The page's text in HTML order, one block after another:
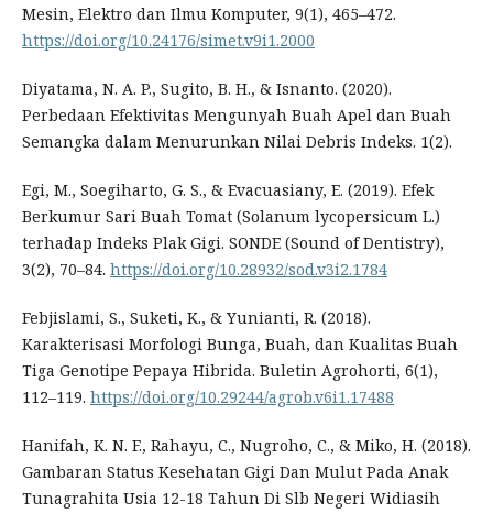
Mesin, Elektro dan Ilmu Komputer, 9(1), 465–472.
https://doi.org/10.24176/simet.v9i1.2000
Diyatama, N. A. P., Sugito, B. H., & Isnanto. (2020).
Perbedaan Efektivitas Mengunyah Buah Apel dan Buah
Semangka dalam Menurunkan Nilai Debris Indeks. 1(2).
Egi, M., Soegiharto, G. S., & Evacuasiany, E. (2019). Efek
Berkumur Sari Buah Tomat (Solanum lycopersicum L.)
terhadap Indeks Plak Gigi. SONDE (Sound of Dentistry),
3(2), 70–84. https://doi.org/10.28932/sod.v3i2.1784
Febjislami, S., Suketi, K., & Yunianti, R. (2018).
Karakterisasi Morfologi Bunga, Buah, dan Kualitas Buah
Tiga Genotipe Pepaya Hibrida. Buletin Agrohorti, 6(1),
112–119. https://doi.org/10.29244/agrob.v6i1.17488
Hanifah, K. N. F., Rahayu, C., Nugroho, C., & Miko, H. (2018).
Gambaran Status Kesehatan Gigi Dan Mulut Pada Anak
Tunagrahita Usia 12-18 Tahun Di Slb Negeri Widiasih